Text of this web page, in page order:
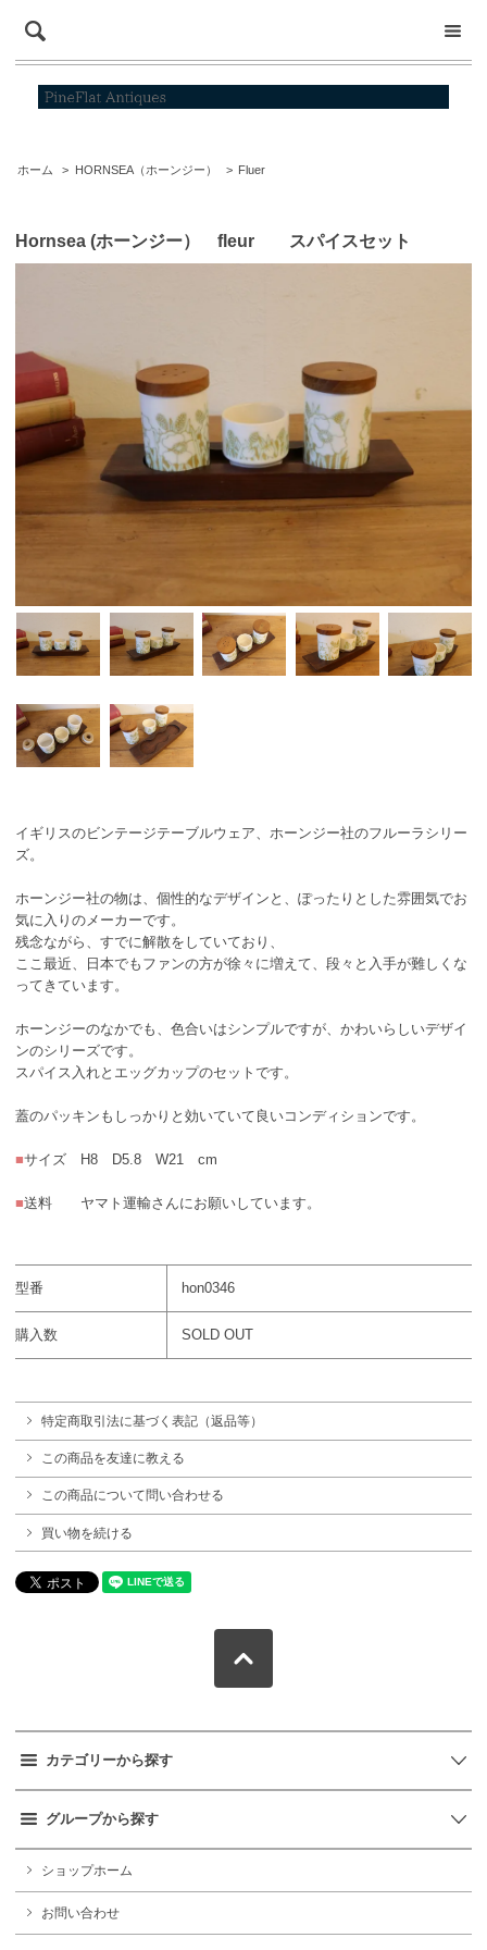
ホーム > HORNSEA（ホーンジー） > Fluer
Hornsea (ホーンジー） fleur スパイスセット
イギリスのビンテージテーブルウェア、ホーンジー社のフルーラシリー
ズ。
ホーンジー社の物は、個性的なデザインと、ぽったりとした雰囲気でお
気に入りのメーカーです。
残念ながら、すでに解散をしていており、
ここ最近、日本でもファンの方が徐々に増えて、段々と入手が難しくな
ってきています。
ホーンジーのなかでも、色合いはシンプルですが、かわいらしいデザイ
ンのシリーズです。
スパイス入れとエッグカップのセットです。
蓋のパッキンもしっかりと効いていて良いコンディションです。
■サイズ H8 D5.8 W21 cm
■送料 ヤマト運輸さんにお願いしています。
型番 hon0346
購入数 SOLD OUT
特定商取引法に基づく表記（返品等）
この商品を友達に教える
この商品について問い合わせる
買い物を続ける
カテゴリーから探す
グループから探す
ショップホーム
お問い合わせ